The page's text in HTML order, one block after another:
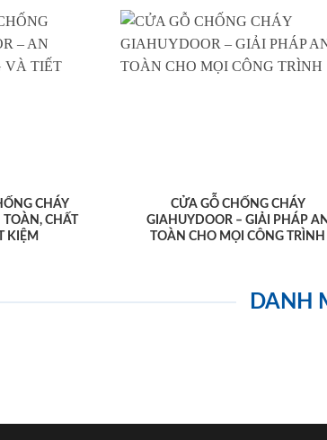
CHÁY
CHẤT
KIỆM
CỬA GỖ CHỐNG CHÁY
GIAHUYDOOR – GIẢI PHÁP AN
TOÀN CHO MỌI CÔNG TRÌNH
DANH